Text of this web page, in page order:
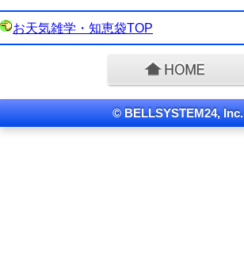
お天気雑学・知恵袋TOP
© BELLSYSTEM24, Inc.